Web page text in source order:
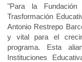
"Para la
Trasformación
Antonio Restrepo
y vital para el
programa. Esta
Instituciones